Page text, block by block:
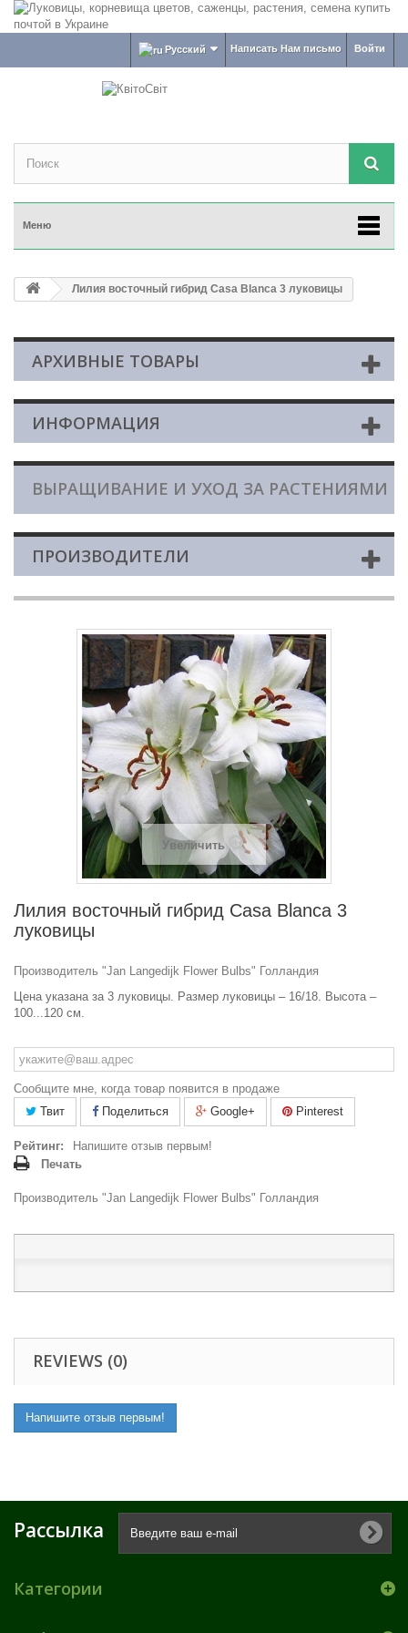
Войти
Написать Нам письмо
Русский
Меню
Лилия восточный гибрид Casa Blanca 3 луковицы
АРХИВНЫЕ ТОВАРЫ
ИНФОРМАЦИЯ
ВЫРАЩИВАНИЕ И УХОД ЗА РАСТЕНИЯМИ
ПРОИЗВОДИТЕЛИ
Увеличить
Лилия восточный гибрид Casa Blanca 3
луковицы
Производитель "Jan Langedijk Flower Bulbs" Голландия
Цена указана за 3 луковицы. Размер луковицы – 16/18. Высота –
100...120 см.
Сообщите мне, когда товар появится в продаже
Твит
Поделиться Google+ Pinterest
Рейтинг:
Напишите отзыв первым!
Печать
Производитель "Jan Langedijk Flower Bulbs" Голландия
REVIEWS (0)
Напишите отзыв первым!
Рассылка
Категории